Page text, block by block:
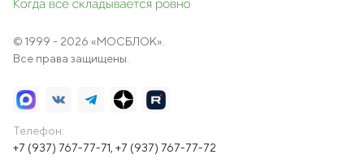
© 1999 - 2026 «МОСБЛОК».
Все права защищены.
Телефон:
+7 (937) 767-77-71 +7 (937) 767-77-72